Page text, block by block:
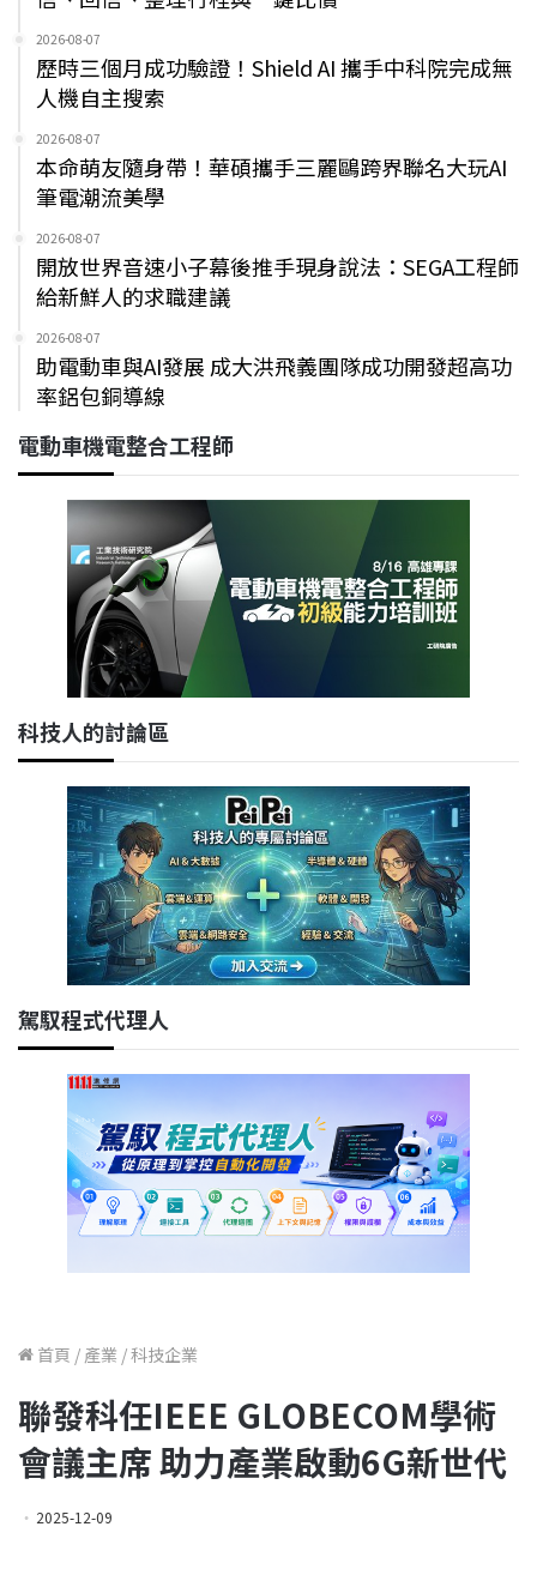
2026-08-07
歷時三個月成功驗證！Shield AI 攜手中科院完成無
人機自主搜索
2026-08-07
本命萌友隨身帶！華碩攜手三麗鷗跨界聯名大玩AI
筆電潮流美學
2026-08-07
開放世界音速小子幕後推手現身說法：SEGA工程師
給新鮮人的求職建議
2026-08-07
助電動車與AI發展 成大洪飛義團隊成功開發超高功
率鋁包銅導線
電動車機電整合工程師
科技人的討論區
駕馭程式代理人